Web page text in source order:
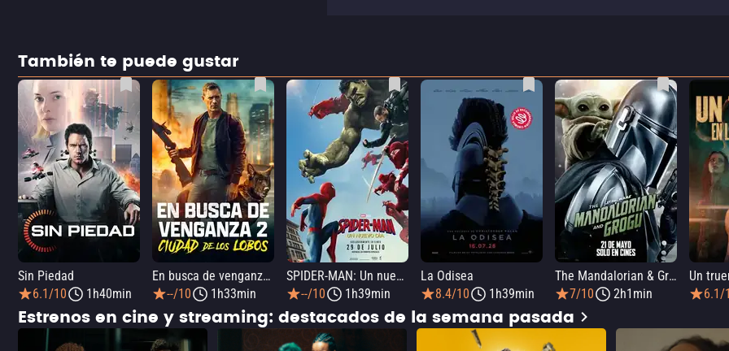
También te puede gustar
Sin Piedad
6.1/10
1h40min
En busca de venganza 2: Ciudad de los lobos
--/10
1h33min
SPIDER-MAN: Un nuevo día
--/10
1h39min
La Odisea
8.4/10
1h39min
The Mandalorian & Grogu
7/10
2h1min
6.1/
Estrenos en cine y streaming: destacados de la semana pasada